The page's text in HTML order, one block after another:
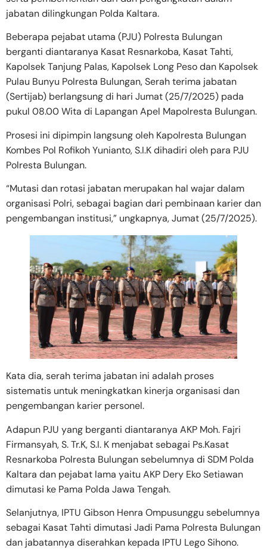
jabatan dilingkungan Polda Kaltara.
Beberapa pejabat utama (PJU) Polresta Bulungan
berganti diantaranya Kasat Resnarkoba, Kasat Tahti,
Kapolsek Tanjung Palas, Kapolsek Long Peso dan Kapolsek
Pulau Bunyu Polresta Bulungan, Serah terima jabatan
(Sertijab) berlangsung di hari Jumat (25/7/2025) pada
pukul 08.00 Wita di Lapangan Apel Mapolresta Bulungan.
Prosesi ini dipimpin langsung oleh Kapolresta Bulungan
Kombes Pol Rofikoh Yunianto, S.I.K dihadiri oleh para PJU
Polresta Bulungan.
“Mutasi dan rotasi jabatan merupakan hal wajar dalam
organisasi Polri, sebagai bagian dari pembinaan karier dan
pengembangan institusi,” ungkapnya, Jumat (25/7/2025).
Kata dia, serah terima jabatan ini adalah proses
sistematis untuk meningkatkan kinerja organisasi dan
pengembangan karier personel.
Adapun PJU yang berganti diantaranya AKP Moh. Fajri
Firmansyah, S. Tr.K, S.I. K menjabat sebagai Ps.Kasat
Resnarkoba Polresta Bulungan sebelumnya di SDM Polda
Kaltara dan pejabat lama yaitu AKP Dery Eko Setiawan
dimutasi ke Pama Polda Jawa Tengah.
Selanjutnya, IPTU Gibson Henra Ompusunggu sebelumnya
sebagai Kasat Tahti dimutasi Jadi Pama Polresta Bulungan
dan jabatannya diserahkan kepada IPTU Lego Sihono.